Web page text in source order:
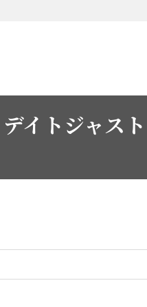
イトジャス